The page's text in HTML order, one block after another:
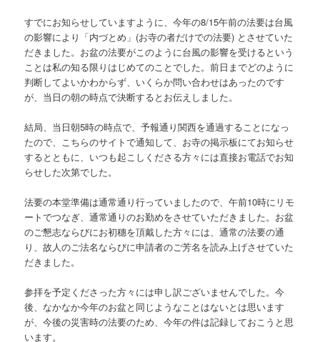
すでにお知らせしていますように、今年の8/15午前の法要は台風
の影響により「内づとめ」(お寺の者だけでの法要) とさせていた
だきました。お盆の法要がこのように台風の影響を受けるという
ことは私の知る限りはじめてのことでした。前日までどのように
判断してよいかわからず、いくらか問い合わせはあったのです
が、当日の朝の時点で決断するとお伝えしました。
結局、当日朝5時の時点で、予報通り関西を通過することになっ
たので、こちらのサイトで通知して、お寺の掲示板にてお知らせ
するとともに、いつも起こしくださる方々には直接お電話でお知
らせした次第でした。
法要の本堂準備は通常通り行っていましたので、午前10時にリモ
ートでつなぎ、通常通りのお勤めをさせていただきました。お盆
のご懇志ならびにお初穗を頂戴した方々には、通常の法要の通
り、故人のご法名ならびに申請者のご芳名を読み上げさせていた
だきました。
参拝を予定くださった方々には申し訳ございませんでした。今
後、なかなか今年のお盆と同じようなことはないとは思います
が、今後の災害時の法要のため、今年の件は記録しておこうと思
います。